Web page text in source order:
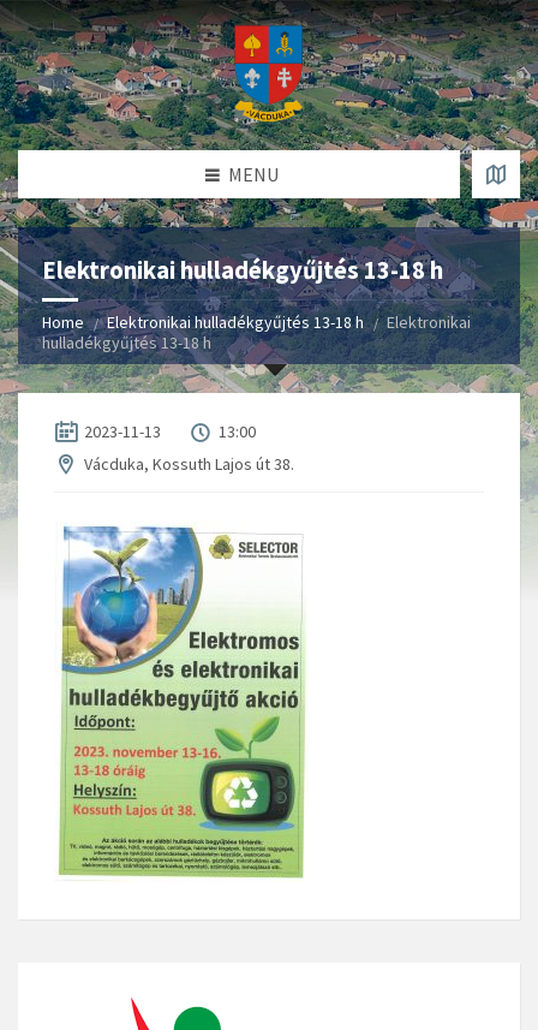
MENU
Elektronikai hulladékgyűjtés 13-18 h
Home Elektronikai hulladékgyűjtés 13-18 h
Elektronikai
hulladékgyűjtés 13-18 h
2023-11-13
13:00
Vácduka, Kossuth Lajos út 38.